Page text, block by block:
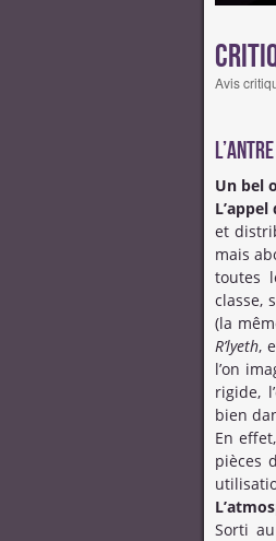
Avis
Un bel
et
mais
toutes
classe,
(la
R’lyeth,
l’on
rigide,
bien
En
pièces
Sorti